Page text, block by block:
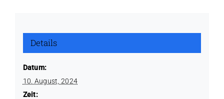
Details
Datum:
10. August, 2024
Zeit: